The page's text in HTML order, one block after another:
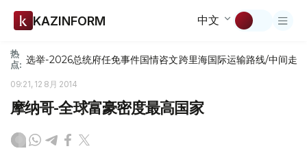
KAZINFORM 中文
热
点: 选举-2026总统府任免事件国情咨文跨里海国际运输路线/中间走廊
09:21, 12 8月 2014
摩纳哥-全球富豪密度最高国家